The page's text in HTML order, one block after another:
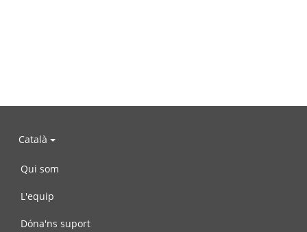
Català
Qui som
L'equip
Dóna'ns suport